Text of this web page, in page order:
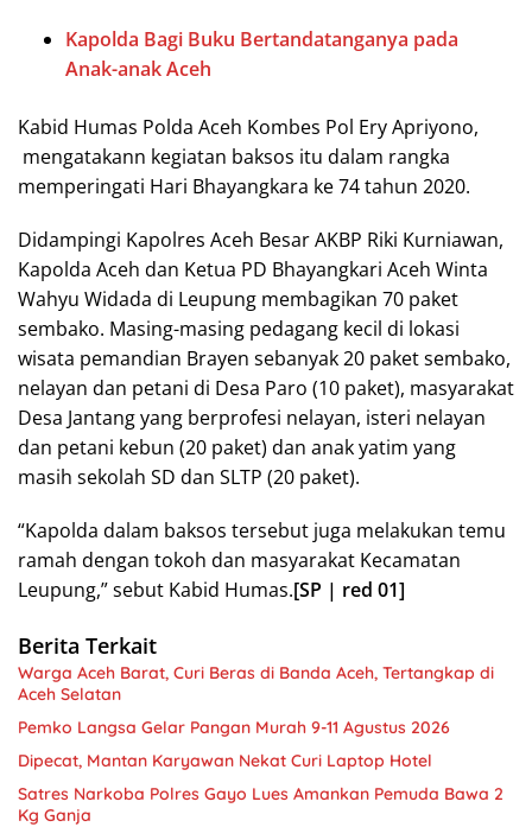
Kapolda Bagi Buku Bertandatanganya pada
Anak-anak Aceh
Kabid Humas Polda Aceh Kombes Pol Ery Apriyono,
mengatakann kegiatan baksos itu dalam rangka
memperingati Hari Bhayangkara ke 74 tahun 2020.
Didampingi Kapolres Aceh Besar AKBP Riki Kurniawan,
Kapolda Aceh dan Ketua PD Bhayangkari Aceh Winta
Wahyu Widada di Leupung membagikan 70 paket
sembako. Masing-masing pedagang kecil di lokasi
wisata pemandian Brayen sebanyak 20 paket sembako,
nelayan dan petani di Desa Paro (10 paket), masyarakat
Desa Jantang yang berprofesi nelayan, isteri nelayan
dan petani kebun (20 paket) dan anak yatim yang
masih sekolah SD dan SLTP (20 paket).
“Kapolda dalam baksos tersebut juga melakukan temu
ramah dengan tokoh dan masyarakat Kecamatan
Leupung,” sebut Kabid Humas.[SP | red 01]
Berita Terkait
Warga Aceh Barat, Curi Beras di Banda Aceh, Tertangkap di
Aceh Selatan
Pemko Langsa Gelar Pangan Murah 9-11 Agustus 2026
Dipecat, Mantan Karyawan Nekat Curi Laptop Hotel
Satres Narkoba Polres Gayo Lues Amankan Pemuda Bawa 2
Kg Ganja